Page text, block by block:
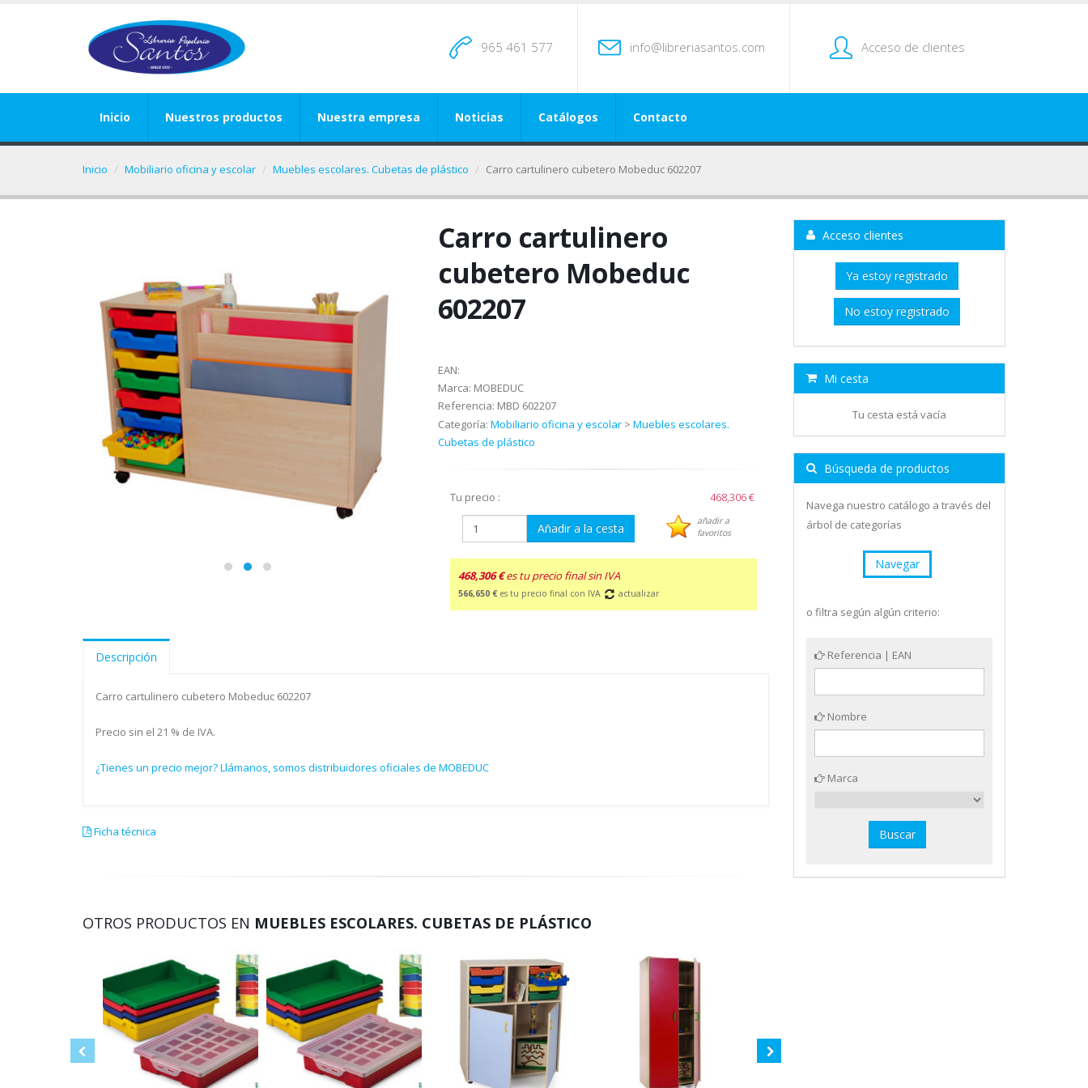
965 461 577 info@libreriasantos.com Acceso de clientes
Inicio Nuestros productos Nuestra empresa Noticias Catálogos Contacto
Inicio Mobiliario oficina y escolar Muebles escolares. Cubetas de plástico Carro cartulinero cubetero Mobeduc 602207
Carro cartulinero
cubetero Mobeduc
602207
EAN:
Marca: MOBEDUC
Referencia: MBD 602207
Categoría: Mobiliario oficina y escolar> Muebles escolares.
Cubetas de plástico
Tu precio : 468,306 €
Añadir a la cesta
añadir a
favoritos
468,306 €es tu precio final sin IVA
566,650 € es tu precio final con IVA actualizar
Descripción
Carro cartulinero cubetero Mobeduc 602207
Precio sin el 21 % de IVA.
¿Tienes un precio mejor? Llámanos, somos distribuidores oficiales de MOBEDUC
Ficha técnica
OTROS PRODUCTOS EN MUEBLES ESCOLARES. CUBETAS DE PLÁSTICO
Acceso clientes
Ya estoy registrado
No estoy registrado
Mi cesta
Tu cesta está vacía
Búsqueda de productos
Navega nuestro catálogo a través del
árbol de categorías
Navegar
o filtra según algún criterio:
Referencia | EAN
Nombre
Marca